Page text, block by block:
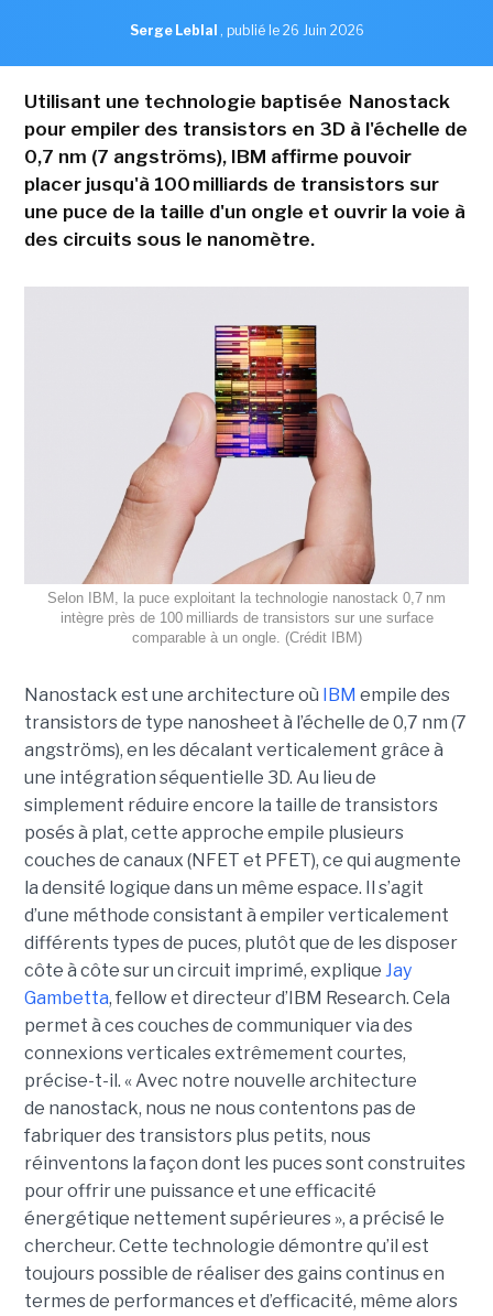
Serge Leblal , publié le 26 Juin 2026
Utilisant une technologie baptisée Nanostack
pour empiler des transistors en 3D à l'échelle de
0,7 nm (7 angströms), IBM affirme pouvoir
placer jusqu'à 100 milliards de transistors sur
une puce de la taille d'un ongle et ouvrir la voie à
des circuits sous le nanomètre.
Selon IBM, la puce exploitant la technologie nanostack 0,7 nm
intègre près de 100 milliards de transistors sur une surface
comparable à un ongle. (Crédit IBM)
Nanostack est une architecture où IBM empile des
transistors de type nanosheet à l’échelle de 0,7 nm (7
angströms), en les décalant verticalement grâce à
une intégration séquentielle 3D. Au lieu de
simplement réduire encore la taille de transistors
posés à plat, cette approche empile plusieurs
couches de canaux (NFET et PFET), ce qui augmente
la densité logique dans un même espace. Il s’agit
d’une méthode consistant à empiler verticalement
différents types de puces, plutôt que de les disposer
côte à côte sur un circuit imprimé, explique Jay
Gambetta, fellow et directeur d’IBM Research. Cela
permet à ces couches de communiquer via des
connexions verticales extrêmement courtes,
précise-t-il. « Avec notre nouvelle architecture
de nanostack, nous ne nous contentons pas de
fabriquer des transistors plus petits, nous
réinventons la façon dont les puces sont construites
pour offrir une puissance et une efficacité
énergétique nettement supérieures », a précisé le
chercheur. Cette technologie démontre qu’il est
toujours possible de réaliser des gains continus en
termes de performances et d’efficacité, même alors